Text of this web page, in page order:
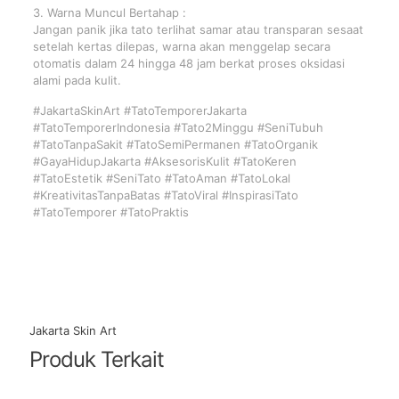
3. Warna Muncul Bertahap :
Jangan panik jika tato terlihat samar atau transparan sesaat
setelah kertas dilepas, warna akan menggelap secara
otomatis dalam 24 hingga 48 jam berkat proses oksidasi
alami pada kulit.
#JakartaSkinArt #TatoTemporerJakarta
#TatoTemporerIndonesia #Tato2Minggu #SeniTubuh
#TatoTanpaSakit #TatoSemiPermanen #TatoOrganik
#GayaHidupJakarta #AksesorisKulit #TatoKeren
#TatoEstetik #SeniTato #TatoAman #TatoLokal
#KreativitasTanpaBatas #TatoViral #InspirasiTato
#TatoTemporer #TatoPraktis
Jakarta Skin Art
Produk Terkait